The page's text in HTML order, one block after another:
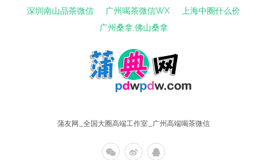
深圳南山品茶微信
广州喝茶微信WX
上海中圈什么价
广州桑拿,佛山桑拿
蒲友网_全国大圈高端工作室_广州高端喝茶微信